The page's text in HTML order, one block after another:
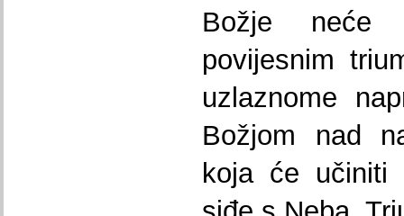
Božje neće
povijesnim
uzlaznome
Božjom nad
koja će učiniti